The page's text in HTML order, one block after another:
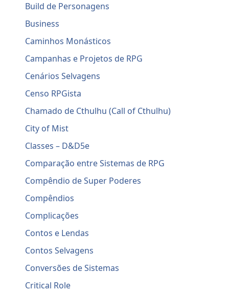
Build de Personagens
Business
Caminhos Monásticos
Campanhas e Projetos de RPG
Cenários Selvagens
Censo RPGista
Chamado de Cthulhu (Call of Cthulhu)
City of Mist
Classes – D&D5e
Comparação entre Sistemas de RPG
Compêndio de Super Poderes
Compêndios
Complicações
Contos e Lendas
Contos Selvagens
Conversões de Sistemas
Critical Role